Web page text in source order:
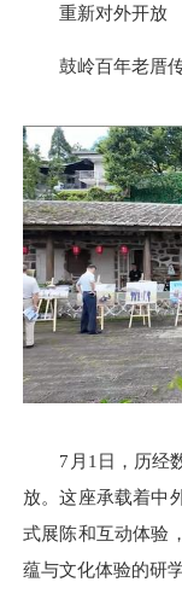
重新对外开放
鼓岭百年老厝
7月1日，历经
放。这座承载着中
式展陈和互动体验
蕴与文化体验的研